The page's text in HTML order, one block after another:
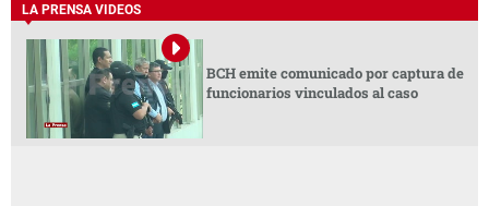
LA PRENSA VIDEOS
BCH emite comunicado por captura de
funcionarios vinculados al caso